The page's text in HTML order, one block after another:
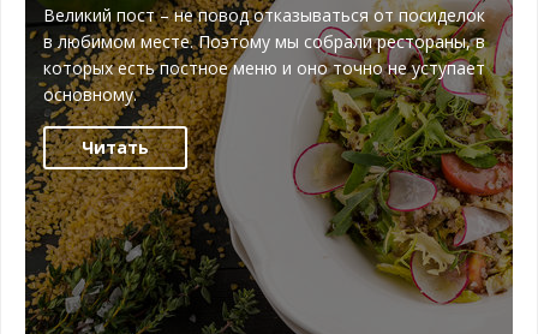
Великий пост – не повод отказываться от посиделок
в любимом месте. Поэтому мы собрали рестораны, в
которых есть постное меню и оно точно не уступает
основному.
Читать